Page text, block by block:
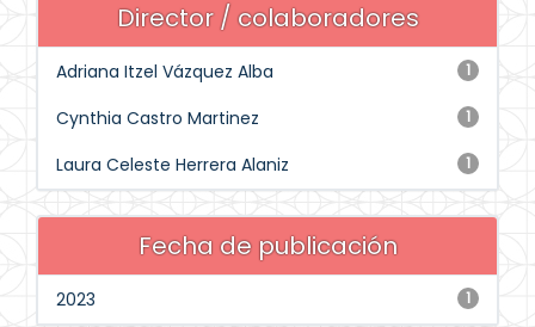
Director / colaboradores
1
Adriana Itzel Vázquez Alba
1
Cynthia Castro Martinez
1
Laura Celeste Herrera Alaniz
Fecha de publicación
1
2023